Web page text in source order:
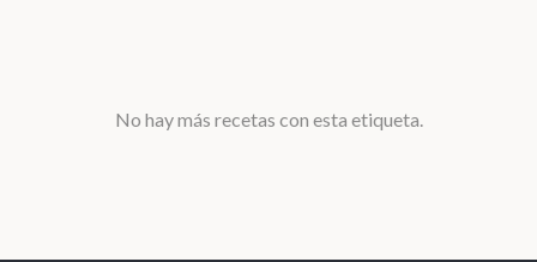
No hay más recetas con esta etiqueta.